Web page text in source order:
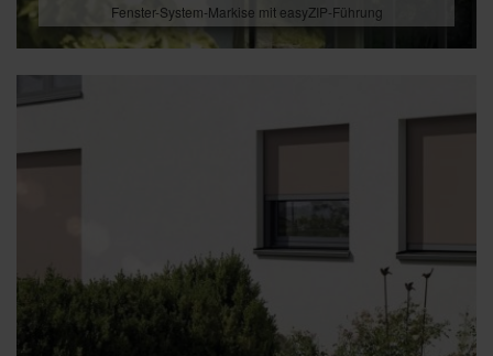
Fenster-System-Markise mit easyZIP-Führung